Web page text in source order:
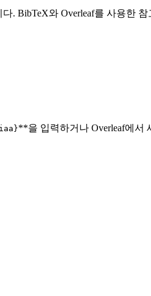
. BibTeX와 Overleaf를 사용한
**을 입력하거나 Overleaf에서